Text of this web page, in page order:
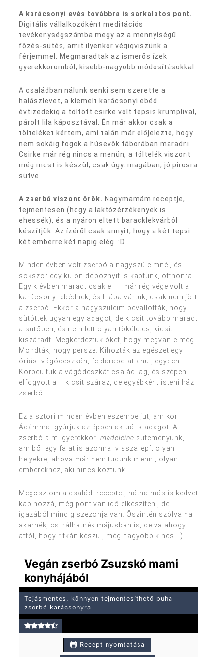
A karácsonyi evés továbbra is sarkalatos pont.
Digitális vállalkozóként meditációs
tevékenységszámba megy az a mennyiségű
főzés-sütés, amit ilyenkor végigviszünk a
férjemmel. Megmaradtak az ismerős ízek
gyerekkoromból, kisebb-nagyobb módosításokkal.
A családban nálunk senki sem szerette a
halászlevet, a kiemelt karácsonyi ebéd
évtizedekig a töltött csirke volt tepsis krumplival,
párolt lila káposztával. Én már akkor csak a
tölteléket kértem, ami talán már előjelezte, hogy
nem sokáig fogok a húsevők táborában maradni.
Csirke már rég nincs a menün, a töltelék viszont
még most is készül, csak úgy, magában, jó pirosra
sütve.
A zserbó viszont örök. Nagymamám receptje,
tejmentesen (hogy a laktózérzékenyek is
ehessék), és a nyáron eltett baracklekvárból
készítjük. Az ízéről csak annyit, hogy a két tepsi
két emberre két napig elég. :D
Minden évben volt zserbó a nagyszüleimnél, és
sokszor egy külön doboznyit is kaptunk, otthonra.
Egyik évben maradt csak el — már rég vége volt a
karácsonyi ebédnek, és hiába vártuk, csak nem jött
a zserbó. Ekkor a nagyszüleim bevallották, hogy
sütöttek ugyan egy adagot, de kicsit tovább maradt
a sütőben, és nem lett olyan tökéletes, kicsit
kiszáradt. Megkérdeztük őket, hogy megvan-e még.
Mondták, hogy persze. Kihozták az egészet egy
óriási vágódeszkán, feldarabolatlanul, egyben.
Körbeültük a vágódeszkát családilag, és szépen
elfogyott a – kicsit száraz, de egyébként isteni házi
zserbó.
Ez a sztori minden évben eszembe jut, amikor
Ádámmal gyúrjuk az éppen aktuális adagot. A
zserbó a mi gyerekkori madeleine süteményünk,
amiből egy falat is azonnal visszarepít olyan
helyekre, ahova már nem tudunk menni, olyan
emberekhez, aki nincs köztünk.
Megosztom a családi receptet, hátha más is kedvet
kap hozzá, még pont van idő elkészíteni, de
igazából mindig szezonja van. Őszintén szólva ha
akarnék, csinálhatnék májusban is, de valahogy
attól, hogy ritkán készül, még nagyobb kincs. :)
Vegán zserbó Zsuzskó mami
konyhájából
Tojásmentes, könnyen tejmentesíthető puha
zserbó karácsonyra
Recept nyomtatása